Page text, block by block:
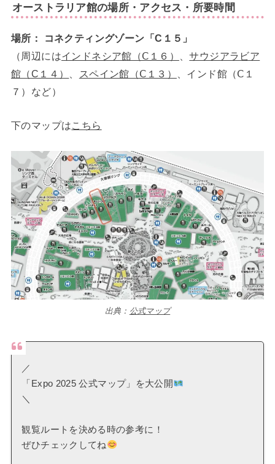
オーストラリア館の場所・アクセス ・所要時間
場所：
コネクティングゾーン「C１５」
（周辺にはインドネシア館（Ⅽ１６） 、サウジアラビア
館（C１４）
スペイン館（Ⅽ１３）
、インド館（Ⅽ１
７）など）
下のマップはこちら
出典： 公式マップ
／
「Expo 2025 公式マップ」を大公開
＼
観覧ルートを決める時の参考に！
ぜひチェックしてね